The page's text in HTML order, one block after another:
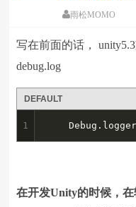
雨松MOMO
编辑日期：
写在前面的话，
debug.log
DEFAULT
1
在开发Unity的时候，